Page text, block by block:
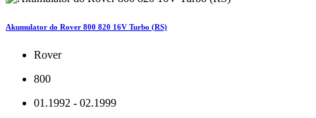
Akumulator do Rover 800 820 16V Turbo (RS)
Rover
800
01.1992 - 02.1999